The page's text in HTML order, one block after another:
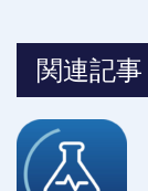
関連記事